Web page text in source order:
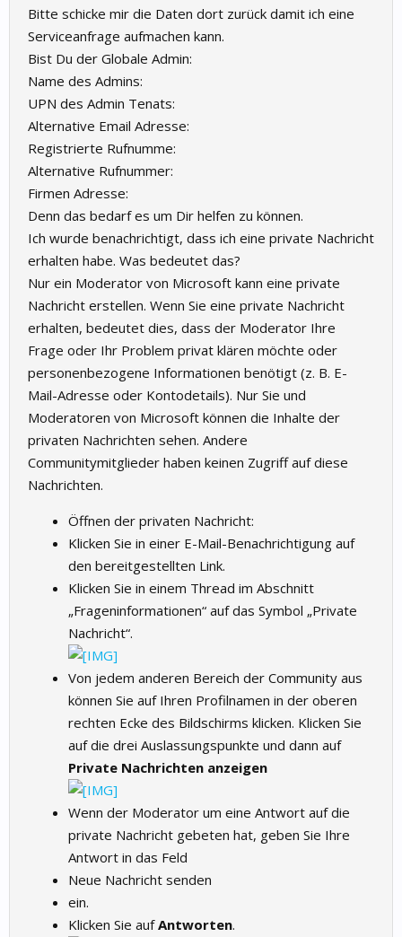
Bitte schicke mir die Daten dort zurück damit ich eine
Serviceanfrage aufmachen kann.
Bist Du der Globale Admin:
Name des Admins:
UPN des Admin Tenats:
Alternative Email Adresse:
Registrierte Rufnumme:
Alternative Rufnummer:
Firmen Adresse:
Denn das bedarf es um Dir helfen zu können.
Ich wurde benachrichtigt, dass ich eine private Nachricht
erhalten habe. Was bedeutet das?
Nur ein Moderator von Microsoft kann eine private
Nachricht erstellen. Wenn Sie eine private Nachricht
erhalten, bedeutet dies, dass der Moderator Ihre
Frage oder Ihr Problem privat klären möchte oder
personenbezogene Informationen benötigt (z. B. E-
Mail-Adresse oder Kontodetails). Nur Sie und
Moderatoren von Microsoft können die Inhalte der
privaten Nachrichten sehen. Andere
Communitymitglieder haben keinen Zugriff auf diese
Nachrichten.
Öffnen der privaten Nachricht:
Klicken Sie in einer E-Mail-Benachrichtigung auf
den bereitgestellten Link.
Klicken Sie in einem Thread im Abschnitt
„Frageninformationen“ auf das Symbol „Private
Nachricht“.
Von jedem anderen Bereich der Community aus
können Sie auf Ihren Profilnamen in der oberen
rechten Ecke des Bildschirms klicken. Klicken Sie
auf die drei Auslassungspunkte und dann auf
Private Nachrichten anzeigen
Wenn der Moderator um eine Antwort auf die
private Nachricht gebeten hat, geben Sie Ihre
Antwort in das Feld
Neue Nachricht senden
ein.
Klicken Sie aufAntworten.